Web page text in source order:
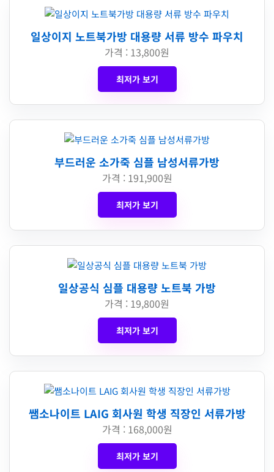
일상이지 노트북가방 대용량 서류 방수 파우치
가격 : 13,800원
최저가 보기
부드러운 소가죽 심플 남성서류가방
가격 : 191,900원
최저가 보기
일상공식 심플 대용량 노트북 가방
가격 : 19,800원
최저가 보기
쌤소나이트 LAIG 회사원 학생 직장인 서류가방
가격 : 168,000원
최저가 보기